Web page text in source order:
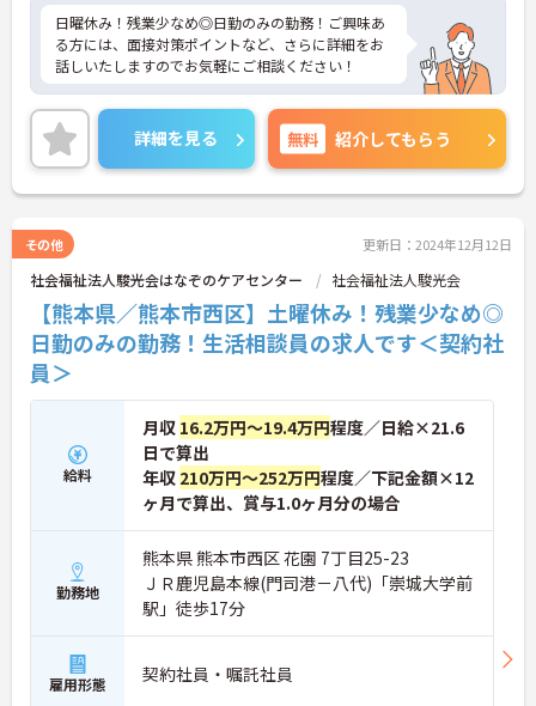
日曜休み！残業少なめ◎日勤のみの勤務！ご興味あ
る方には、面接対策ポイントなど、さらに詳細をお
話しいたしますのでお気軽にご相談ください！
詳細を見る 無料 紹介してもらう
その他 更新日：2024年12月12日
社会福祉法人駿光会はなぞのケアセンター 社会福祉法人駿光会
【熊本県／熊本市西区】土曜休み！残業少なめ◎
日勤のみの勤務！生活相談員の求人です＜契約社
員＞
給料
月収 16.2万円～19.4万円程度／日給×21.6
日で算出
年収 210万円～252万円程度／下記金額×12
ヶ月で算出、賞与1.0ヶ月分の場合
勤務地
熊本県 熊本市西区 花園 7丁目25-23
ＪＲ鹿児島本線(門司港－八代)「崇城大学前
駅」徒歩17分
雇用形態 契約社員・嘱託社員